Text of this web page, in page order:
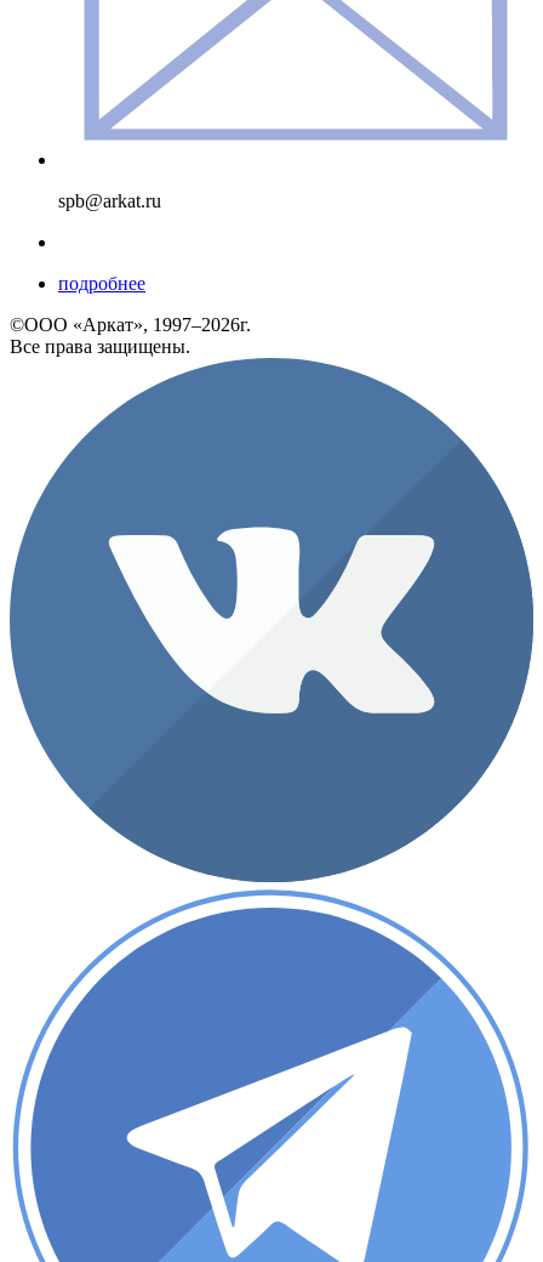
spb@arkat.ru
подробнее
©ООО «Аркат», 1997–2026г.
Все права защищены.